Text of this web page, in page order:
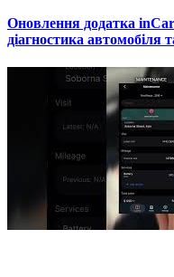
Оновлення додатка
діагностика автомобіля